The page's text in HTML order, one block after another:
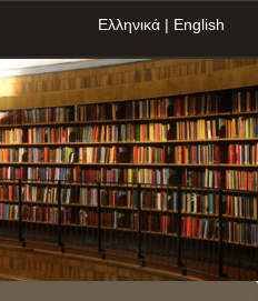
Ελληνικά | English